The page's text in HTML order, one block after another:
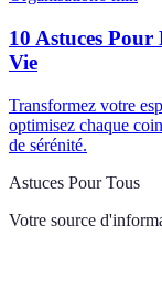
10 Astuces
Vie
Transformez votre
optimisez chaque
de sérénité.
Astuces Pour Tous
Votre source